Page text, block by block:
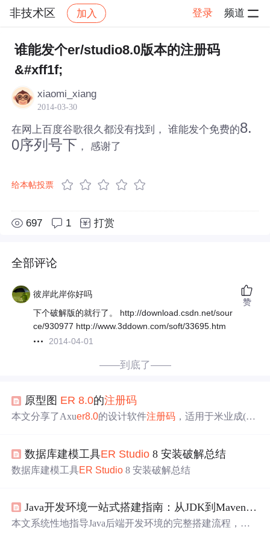
非技术区 加入 登录 频道
社区 非技术区 帖子详情
谁能发个er/studio8.0版本的注册码
&#xff1f;
xiaomi_xiang
2014-03-30
在网上百度谷歌很久都没有找到， 谁能发个免费的8.
0序列号下 ， 感谢了
给本帖投票
697 1 打赏
全部评论
彼岸此岸你好吗
下个破解版的就行了。 http://download.csdn.net/sour
ce/930977 http://www.3ddown.com/soft/33695.htm
2014-04-01
赞
——到底了——
原型图 ER 8.0的注册码
本文分享了Axuer8.0的设计软件注册码 ，适用于米业成(ST
数据库建模工具ER Studio 8 安装破解总结
数据库建模工具ER Studio 8 安装破解总结
Java开发环境一站式搭建指南：从JDK到Maven的完整配置流程
本文系统性地指导Java后端开发环境的完整搭建流程，涵